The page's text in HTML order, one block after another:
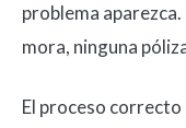
problema
mora, ninguna
El proceso